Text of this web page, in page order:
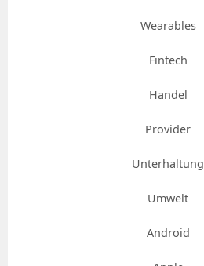
Wearables
Fintech
Handel
Provider
Unterhaltung
Umwelt
Android